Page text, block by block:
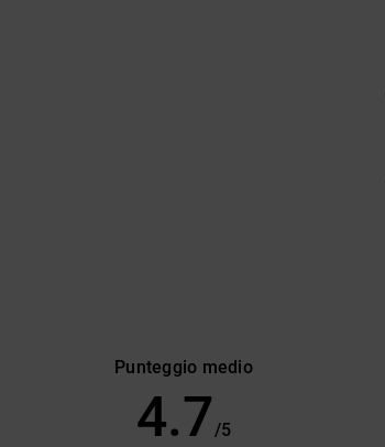
Punteggio medio
4.7/5